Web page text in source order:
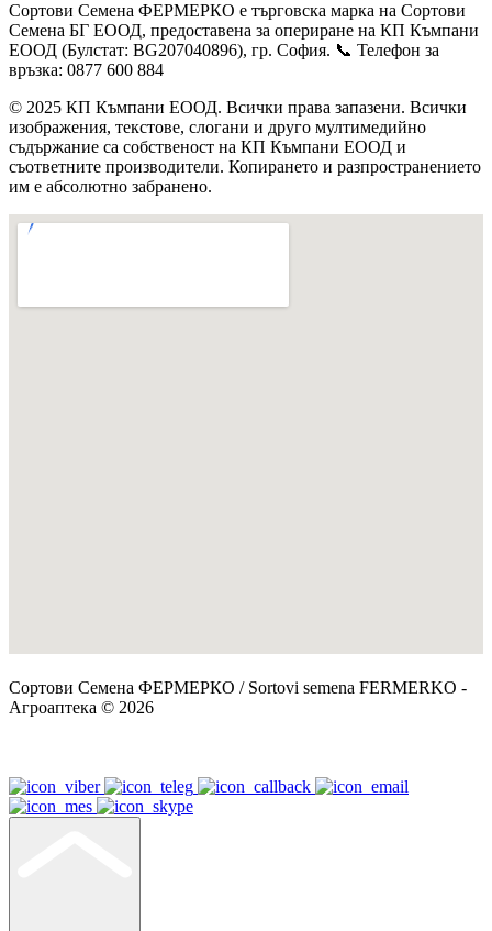
Сортови Семена ФЕРМЕРКО е търговска марка на Сортови
Семена БГ ЕООД, предоставена за опериране на КП Къмпани
ЕООД (Булстат: BG207040896), гр. София. 📞 Телефон за
връзка: 0877 600 884
© 2025 КП Къмпани ЕООД. Всички права запазени. Всички
изображения, текстове, слогани и друго мултимедийно
съдържание са собственост на КП Къмпани ЕООД и
съответните производители. Копирането и разпространението
им е абсолютно забранено.
Сортови Семена ФЕРМЕРКО / Sortovi semena FERMERKO -
Агроаптека © 2026